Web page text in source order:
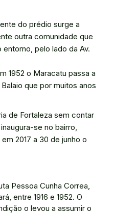
do prédio surge a
outra comunidade que
pelo lado da Av.
1952 o Maracatu passa a
que por muitos anos
de Fortaleza sem contar
se no bairro,
2017 a 30 de junho o
Pessoa Cunha Correa,
entre 1916 e 1952. O
o levou a assumir o